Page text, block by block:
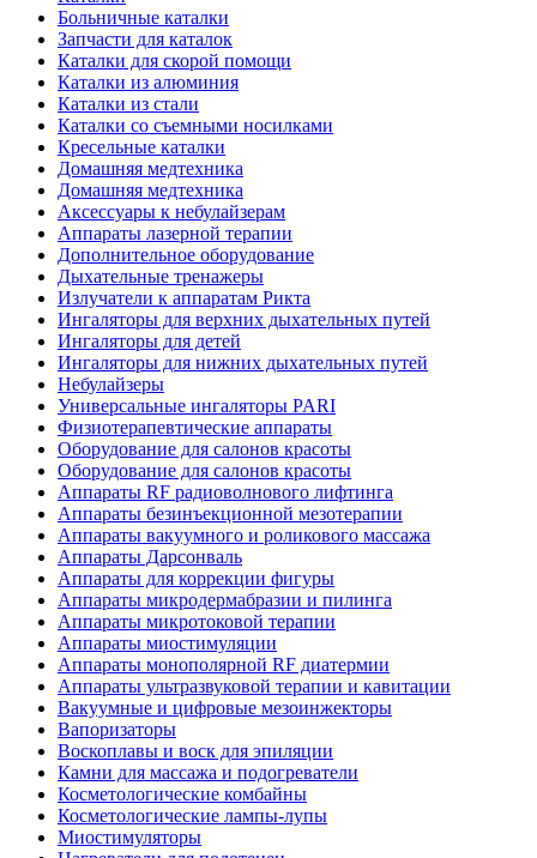
Больничные каталки
Запчасти для каталок
Каталки для скорой помощи
Каталки из алюминия
Каталки из стали
Каталки со съемными носилками
Кресельные каталки
Домашняя медтехника
Домашняя медтехника
Аксессуары к небулайзерам
Аппараты лазерной терапии
Дополнительное оборудование
Дыхательные тренажеры
Излучатели к аппаратам Рикта
Ингаляторы для верхних дыхательных путей
Ингаляторы для детей
Ингаляторы для нижних дыхательных путей
Небулайзеры
Универсальные ингаляторы PARI
Физиотерапевтические аппараты
Оборудование для салонов красоты
Оборудование для салонов красоты
Аппараты RF радиоволнового лифтинга
Аппараты безинъекционной мезотерапии
Аппараты вакуумного и роликового массажа
Аппараты Дарсонваль
Аппараты для коррекции фигуры
Аппараты микродермабразии и пилинга
Аппараты микротоковой терапии
Аппараты миостимуляции
Аппараты монополярной RF диатермии
Аппараты ультразвуковой терапии и кавитации
Вакуумные и цифровые мезоинжекторы
Вапоризаторы
Воскоплавы и воск для эпиляции
Камни для массажа и подогреватели
Косметологические комбайны
Косметологические лампы-лупы
Миостимуляторы